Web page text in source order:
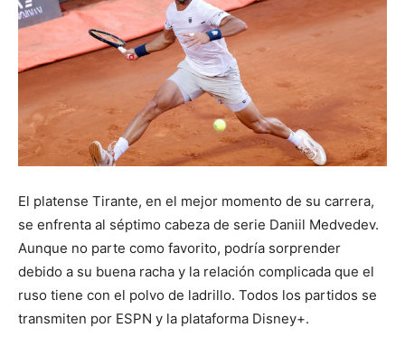
El platense Tirante, en el mejor momento de su carrera,
se enfrenta al séptimo cabeza de serie Daniil Medvedev.
Aunque no parte como favorito, podría sorprender
debido a su buena racha y la relación complicada que el
ruso tiene con el polvo de ladrillo. Todos los partidos se
transmiten por ESPN y la plataforma Disney+.